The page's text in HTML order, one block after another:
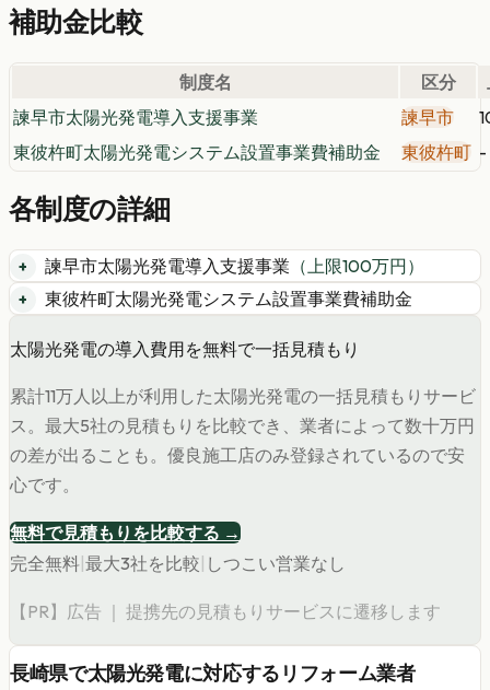
補助金比較
制度名 区分
諫早市太陽光発電導入支援事業
諫早市
東彼杵町太陽光発電システム設置事業費補助金
東彼杵町 -
各制度の詳細
諫早市太陽光発電導入支援事業 （上限100万円）
東彼杵町太陽光発電システム設置事業費補助金
太陽光発電の導入費用を無料で一括見積もり
累計11万人以上が利用した太陽光発電の一括見積もりサービ
ス。最大5社の見積もりを比較でき、業者によって数十万円
の差が出ることも。優良施工店のみ登録されているので安
心です。
無料で見積もりを比較する →
完全無料 最大3社を比較 しつこい営業なし
【PR】広告 ｜ 提携先の見積もりサービスに遷移します
長崎県で太陽光発電に対応するリフォーム業者